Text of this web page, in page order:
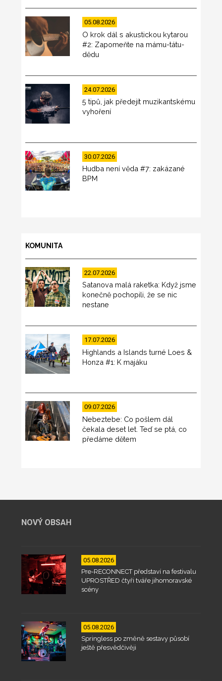
05.08.2026
O krok dál s akustickou kytarou
#2: Zapomeňte na mámu-tátu-
dědu
24.07.2026
5 tipů, jak předejít muzikantskému
vyhoření
30.07.2026
Hudba není věda #7: zakázané
BPM
KOMUNITA
22.07.2026
Satanova malá raketka: Když jsme
konečně pochopili, že se nic
nestane
17.07.2026
Highlands a Islands turné Loes &
Honza #1: K majáku
09.07.2026
Nebeztebe: Co pošlem dál
čekala deset let. Teď se ptá, co
předáme dětem
NOVÝ OBSAH
05.08.2026
Pre-RECONNECT představí na festivalu
UPROSTŘED čtyři tváře jihomoravské
scény
05.08.2026
Springless po změně sestavy působí
ještě přesvědčivěji